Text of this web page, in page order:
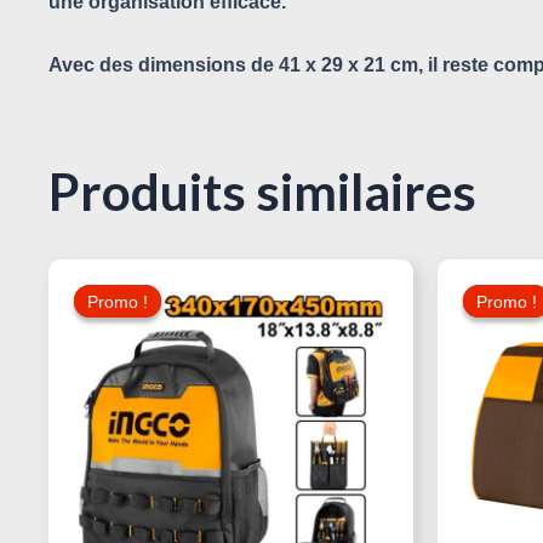
Avec des dimensions de 41 x 29 x 21 cm, il reste
Produits similaires
Promo !
Promo !
Prix
Initial
Était :
75,000 د.ت.
Prix
Actuel
Est :
Promo !
Promo !